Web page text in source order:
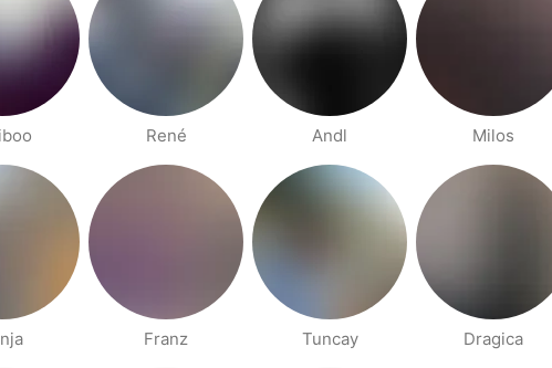
Milos
Andl
René
Dragica
Tuncay
Franz